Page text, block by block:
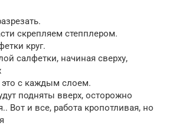
скрепляем степплером.
круг.
салфетки, начиная сверху,
с каждым слоем.
подняты вверх, осторожно
Вот и все, работа кропотливая, но